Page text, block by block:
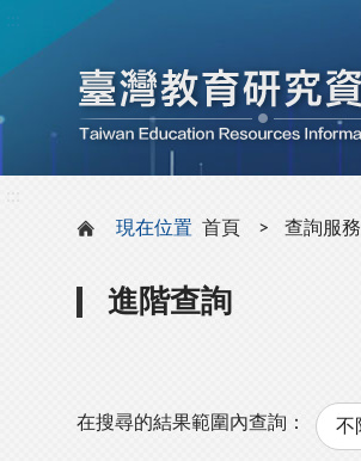
現在位置 首頁 查詢服務
進階查詢
在搜尋的結果範圍內查詢：
類